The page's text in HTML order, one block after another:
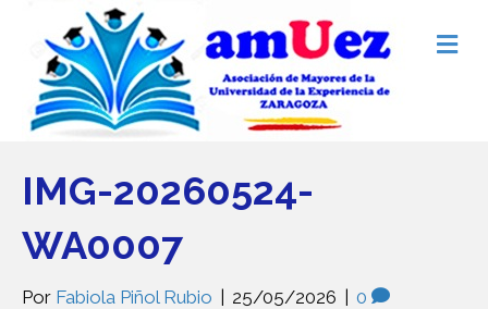
M
e
IMG-20260524-
WA0007
Por Fabiola Piñol Rubio 25/05/2026 0